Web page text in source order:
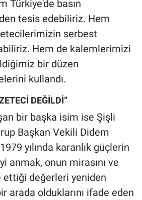
Türkiye'de basın
tesis edebiliriz. Hem
serbest
Hem de kalemlerimizi
bir düzen
kullandı.
DEĞİLDİ”
bir başka isim ise Şişli
Başkan Vekili Didem
yılında karanlık güçlerin
anmak, onun mirasını ve
ettiği değerleri yeniden
arada olduklarını ifade eden